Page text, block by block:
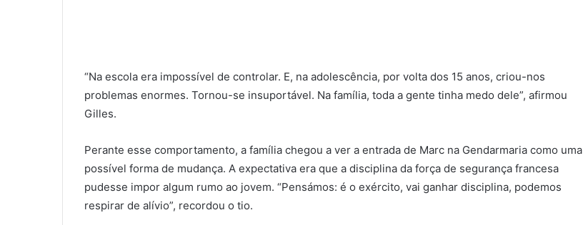
“Na escola era impossível de controlar. E, na adolescência, por volta dos 15 anos, criou-nos
problemas enormes. Tornou-se insuportável. Na família, toda a gente tinha medo dele”, afirmou
Gilles.
Perante esse comportamento, a família chegou a ver a entrada de Marc na Gendarmaria como uma
possível forma de mudança. A expectativa era que a disciplina da força de segurança francesa
pudesse impor algum rumo ao jovem. “Pensámos: é o exército, vai ganhar disciplina, podemos
respirar de alívio”, recordou o tio.